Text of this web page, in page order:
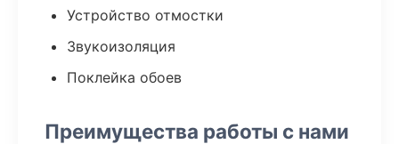
Устройство отмостки
Звукоизоляция
Поклейка обоев
Преимущества работы с нами